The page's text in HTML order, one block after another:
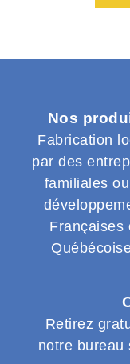
Nos
Fabrication
par des
familiales
Françaises
Retirez
notre bureau